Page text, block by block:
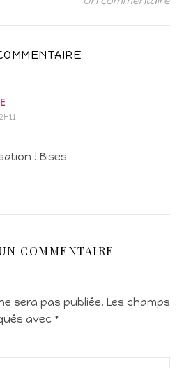
! Bises
COMMENTAIRE
sera pas publiée. Les champs
avec *